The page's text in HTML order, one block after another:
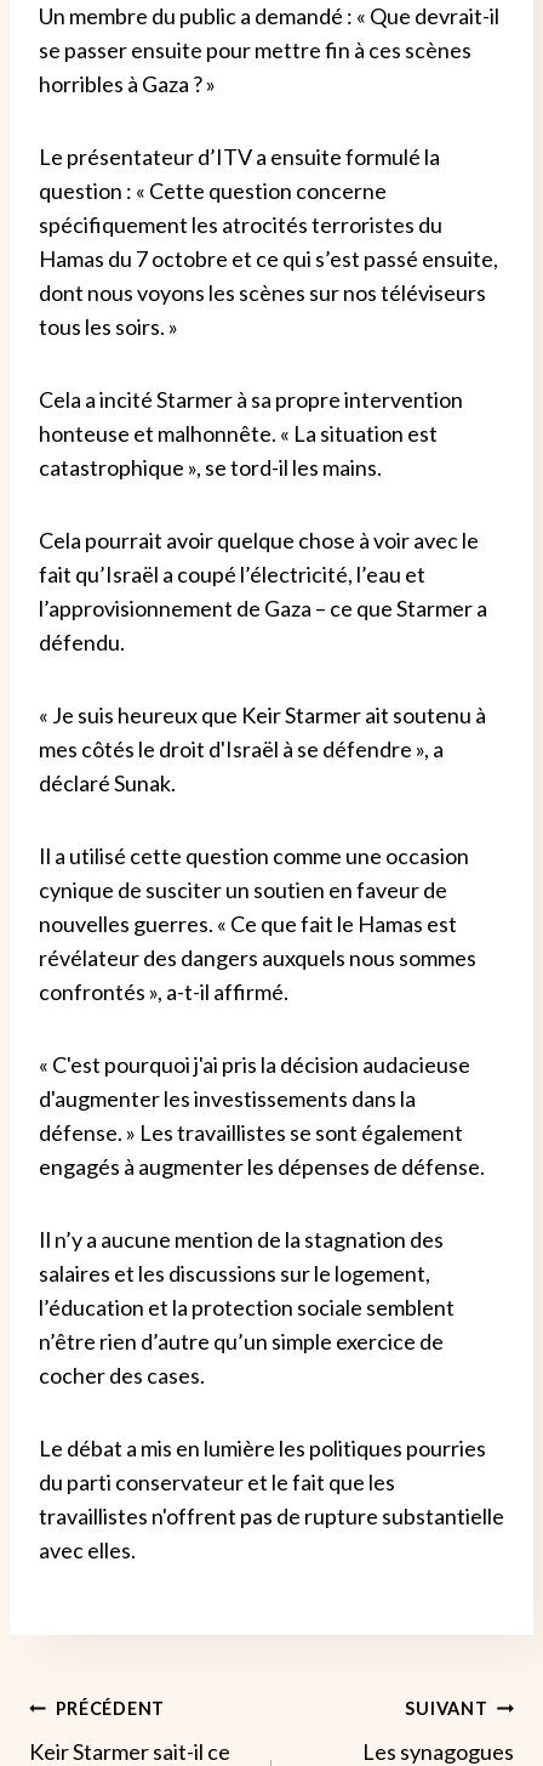
Un membre du public a demandé : « Que devrait-il
se passer ensuite pour mettre fin à ces scènes
horribles à Gaza ? »
Le présentateur d’ITV a ensuite formulé la
question : « Cette question concerne
spécifiquement les atrocités terroristes du
Hamas du 7 octobre et ce qui s’est passé ensuite,
dont nous voyons les scènes sur nos téléviseurs
tous les soirs. »
Cela a incité Starmer à sa propre intervention
honteuse et malhonnête. « La situation est
catastrophique », se tord-il les mains.
Cela pourrait avoir quelque chose à voir avec le
fait qu’Israël a coupé l’électricité, l’eau et
l’approvisionnement de Gaza – ce que Starmer a
défendu.
« Je suis heureux que Keir Starmer ait soutenu à
mes côtés le droit d'Israël à se défendre », a
déclaré Sunak.
Il a utilisé cette question comme une occasion
cynique de susciter un soutien en faveur de
nouvelles guerres. « Ce que fait le Hamas est
révélateur des dangers auxquels nous sommes
confrontés », a-t-il affirmé.
« C'est pourquoi j'ai pris la décision audacieuse
d'augmenter les investissements dans la
défense. » Les travaillistes se sont également
engagés à augmenter les dépenses de défense.
Il n’y a aucune mention de la stagnation des
salaires et les discussions sur le logement,
l’éducation et la protection sociale semblent
n’être rien d’autre qu’un simple exercice de
cocher des cases.
Le débat a mis en lumière les politiques pourries
du parti conservateur et le fait que les
travaillistes n'offrent pas de rupture substantielle
avec elles.
Navigation
PRÉCÉDENT
Keir Starmer sait-il ce
SUIVANT
Les synagogues